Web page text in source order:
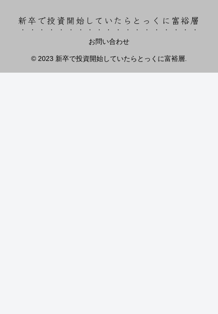
新卒で投資開始していたらとっくに富裕層
お問い合わせ
© 2023 新卒で投資開始していたらとっくに富裕層.